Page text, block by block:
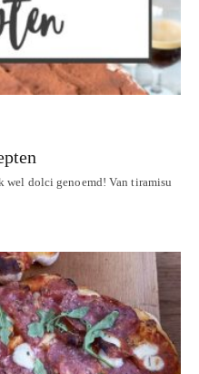
dolci genoemd! Van tiramisu